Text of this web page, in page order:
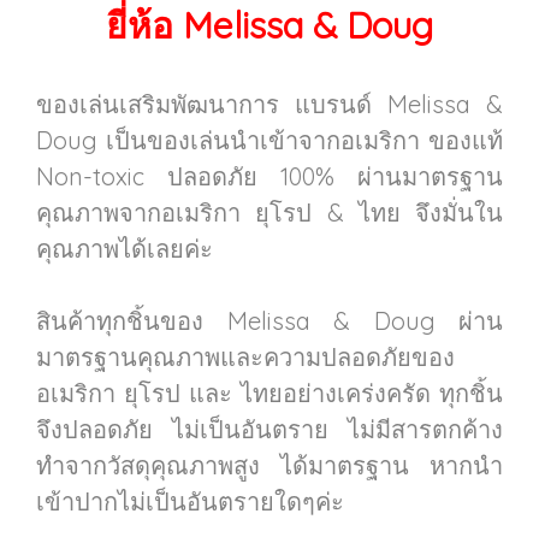
ยี่ห้อ Melissa & Doug
ของเล่นเสริมพัฒนาการ แบรนด์ Melissa &
Doug เป็นของเล่นนำเข้าจากอเมริกา ของแท้
Non-toxic ปลอดภัย 100% ผ่านมาตรฐาน
คุณภาพจากอเมริกา ยุโรป & ไทย จึงมั่นใน
คุณภาพได้เลยค่ะ
สินค้าทุกชิ้นของ Melissa & Doug ผ่าน
มาตรฐานคุณภาพและความปลอดภัยของ
อเมริกา ยุโรป และ ไทยอย่างเคร่งครัด ทุกชิ้น
จึงปลอดภัย ไม่เป็นอันตราย ไม่มีสารตกค้าง
ทำจากวัสดุคุณภาพสูง ได้มาตรฐาน หากนำ
เข้าปากไม่เป็นอันตรายใดๆค่ะ